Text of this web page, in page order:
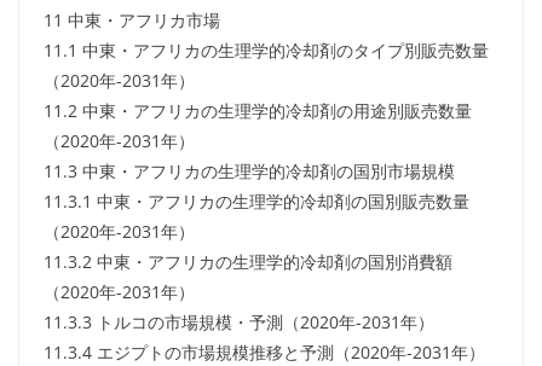
11 中東・アフリカ市場
11.1 中東・アフリカの生理学的冷却剤のタイプ別販売数量
（2020年-2031年）
11.2 中東・アフリカの生理学的冷却剤の用途別販売数量
（2020年-2031年）
11.3 中東・アフリカの生理学的冷却剤の国別市場規模
11.3.1 中東・アフリカの生理学的冷却剤の国別販売数量
（2020年-2031年）
11.3.2 中東・アフリカの生理学的冷却剤の国別消費額
（2020年-2031年）
11.3.3 トルコの市場規模・予測（2020年-2031年）
11.3.4 エジプトの市場規模推移と予測（2020年-2031年）